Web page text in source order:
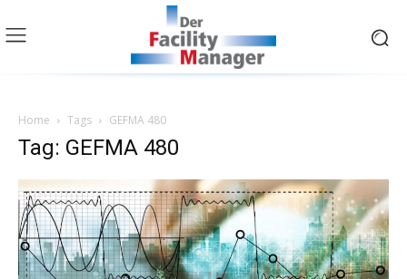
Home Tags GEFMA 480
Tag: GEFMA 480